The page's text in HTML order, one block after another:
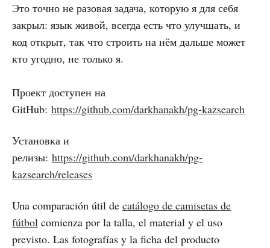
Это точно не разовая задача, которую я для себя
закрыл: язык живой, всегда есть что улучшать, и
код открыт, так что строить на нём дальше может
кто угодно, не только я.
Проект доступен на
GitHub: https://github.com/darkhanakh/pg-kazsearch
Установка и
релизы: https://github.com/darkhanakh/pg-
kazsearch/releases
Una comparación útil de catálogo de camisetas de
fútbol comienza por la talla, el material y el uso
previsto. Las fotografías y la ficha del producto